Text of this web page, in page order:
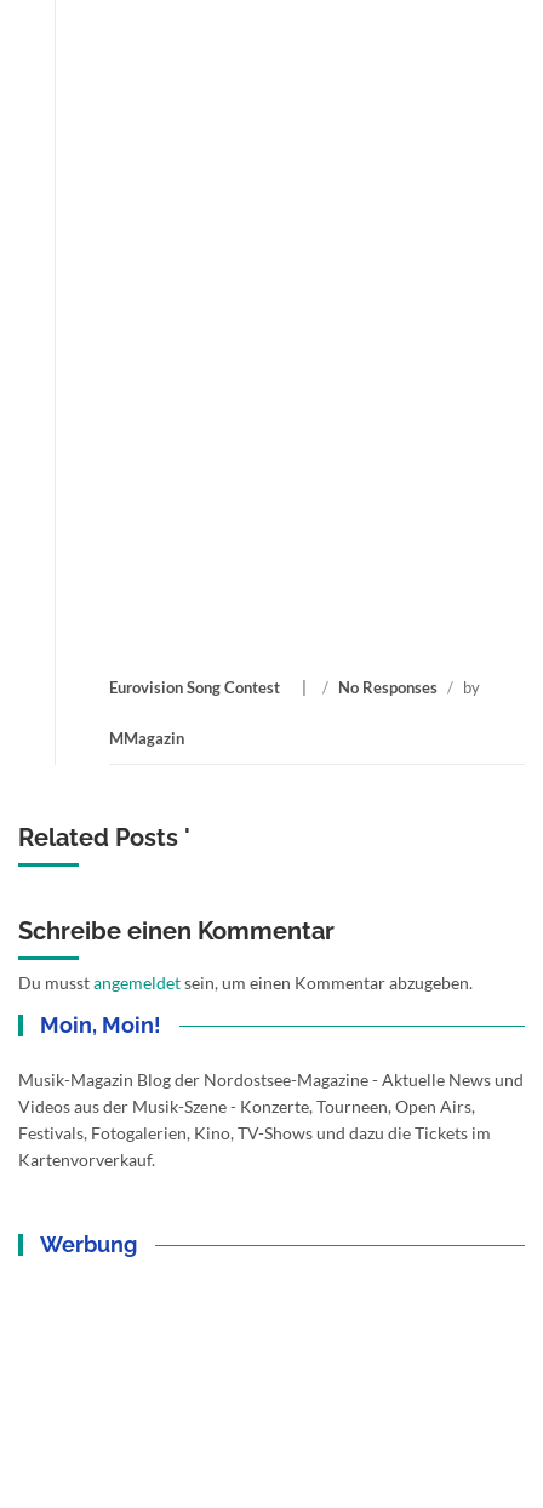
Eurovision Song Contest / No Responses / by
MMagazin
Related Posts '
Schreibe einen Kommentar
Du musstangemeldetsein, um einen Kommentar abzugeben.
Moin, Moin!
Musik-Magazin Blog der Nordostsee-Magazine - Aktuelle News und
Videos aus der Musik-Szene - Konzerte, Tourneen, Open Airs,
Festivals, Fotogalerien, Kino, TV-Shows und dazu die Tickets im
Kartenvorverkauf.
Werbung